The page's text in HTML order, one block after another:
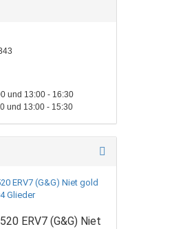
und 13:00 - 16:30
13:00 - 15:30
ERV7 (G&G) Niet